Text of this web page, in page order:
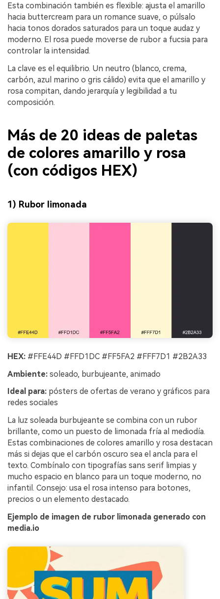
Esta combinación también es flexible: ajusta el amarillo
hacia buttercream para un romance suave, o púlsalo
hacia tonos dorados saturados para un toque audaz y
moderno. El rosa puede moverse de rubor a fucsia para
controlar la intensidad.
La clave es el equilibrio. Un neutro (blanco, crema,
carbón, azul marino o gris cálido) evita que el amarillo y
rosa compitan, dando jerarquía y legibilidad a tu
composición.
Más de 20 ideas de paletas
de colores amarillo y rosa
(con códigos HEX)
1) Rubor limonada
HEX: #FFE44D #FFD1DC #FF5FA2 #FFF7D1 #2B2A33
Ambiente: soleado, burbujeante, animado
Ideal para: pósters de ofertas de verano y gráficos para
redes sociales
La luz soleada burbujeante se combina con un rubor
brillante, como un puesto de limonada fría al mediodía.
Estas combinaciones de colores amarillo y rosa destacan
más si dejas que el carbón oscuro sea el ancla para el
texto. Combínalo con tipografías sans serif limpias y
mucho espacio en blanco para un toque moderno, no
infantil. Consejo: usa el rosa intenso para botones,
precios o un elemento destacado.
Ejemplo de imagen de rubor limonada generado con
media.io